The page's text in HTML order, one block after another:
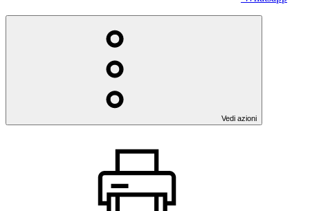
Vedi azioni